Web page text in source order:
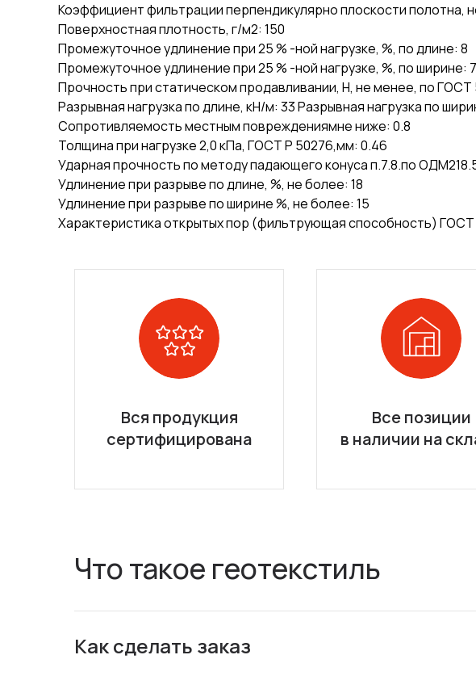
Коэффициент фильтрации перпендикулярно плоскости полотна,
Поверхностная плотность, г/м2: 150
Промежуточное удлинение при 25 % -ной нагрузке, %, по длине: 8
Промежуточное удлинение при 25 % -ной нагрузке, %, по ширине: 7
Прочность при статическом продавливании, Н, не менее, по ГОСТ
Разрывная нагрузка по длине, кН/м: 33 Разрывная нагрузка по
Сопротивляемость местным повреждениямне ниже: 0.8
Толщина при нагрузке 2,0 кПа, ГОСТ Р 50276,мм: 0.46
Ударная прочность по методу падающего конуса п.7.8.по
Удлинение при разрыве по длине, %, не более: 18
Удлинение при разрыве по ширине %, не более: 15
Характеристика открытых пор (фильтрующая способность) ГОСТ
Вся продукция
сертифицирована
Все позиции
в наличии на
Что такое геотекстиль
Как сделать заказ